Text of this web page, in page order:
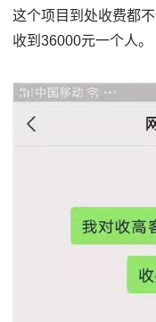
这个项目到处收费都
收到36000元一个人。